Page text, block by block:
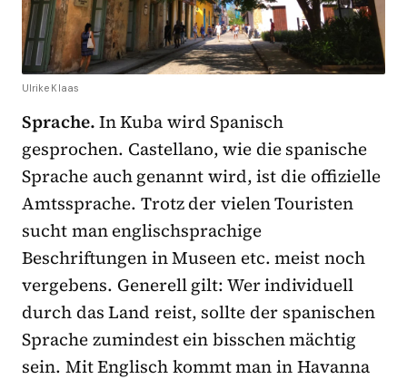
Ulrike Klaas
Sprache.In Kuba wird Spanisch
gesprochen. Castellano, wie die spanische
Sprache auch genannt wird, ist die offizielle
Amtssprache. Trotz der vielen Touristen
sucht man englischsprachige
Beschriftungen in Museen etc. meist noch
vergebens. Generell gilt: Wer individuell
durch das Land reist, sollte der spanischen
Sprache zumindest ein bisschen mächtig
sein. Mit Englisch kommt man in Havanna